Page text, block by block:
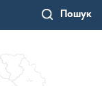
Пошук